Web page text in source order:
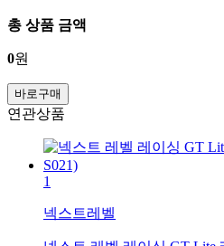
총 상품 금액
0원
바로구매
연관상품
1
넥스트레벨